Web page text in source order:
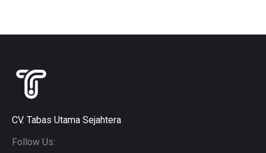
CV. Tabas Utama Sejahtera
Follow Us: